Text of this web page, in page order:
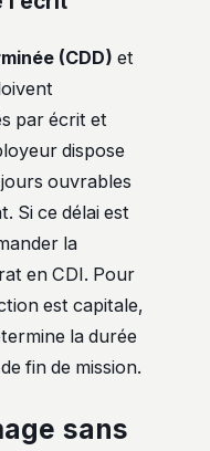
(CDD) et
par écrit et
dispose
jours ouvrables
Si ce délai est
la
en CDI. Pour
est capitale,
la durée
fin de mission.
sans